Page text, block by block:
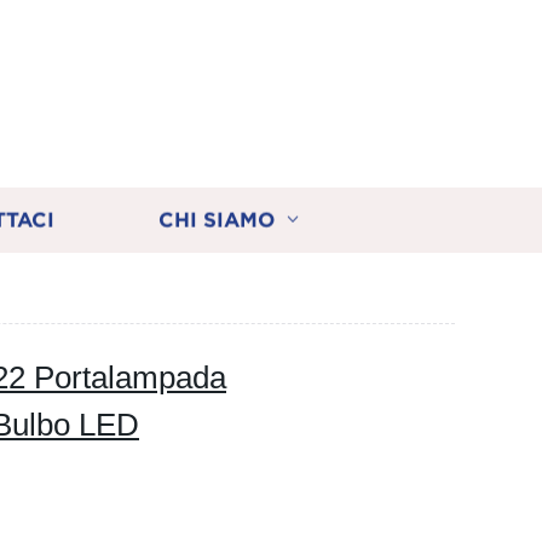
CHI SIAMO
Portalampada
LED